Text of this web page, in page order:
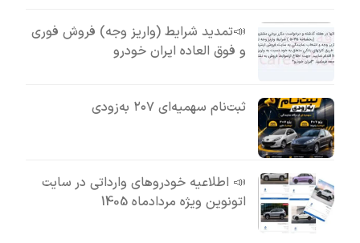
📣تمدید شرایط (واریز وجه) فروش فوری
و فوق العاده ایران خودرو
ثبت‌نام سهمیه‌ای ۲۰۷ به‌زودی
📣 اطلاعیه خودروهای وارداتی در سایت
اتونوین ویژه مردادماه 1405